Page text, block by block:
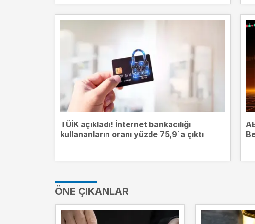
TÜİK açıkladı! İnternet bankacılığı
kullananların oranı yüzde 75,9`a çıktı
ÖNE ÇIKANLAR